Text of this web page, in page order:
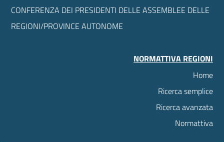
CONFERENZA DEI PRESIDENTI DELLE ASSEMBLEE DELLE
REGIONI/PROVINCE AUTONOME
NORMATTIVA REGIONI
Home
Ricerca semplice
Ricerca avanzata
Normattiva